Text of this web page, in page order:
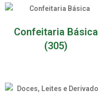
Confeitaria Básica
(305)